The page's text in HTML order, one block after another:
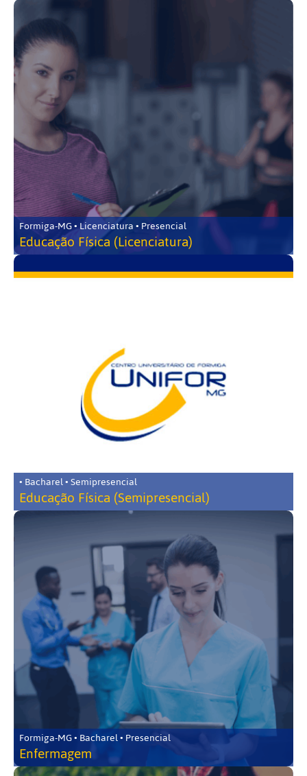
Formiga-MG • Licenciatura • Presencial
Educação Física (Licenciatura)
• Bacharel • Semipresencial
Educação Física (Semipresencial)
Formiga-MG • Bacharel • Presencial
Enfermagem